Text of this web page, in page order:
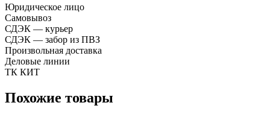
Юридическое лицо
Самовывоз
СДЭК — курьер
СДЭК — забор из ПВЗ
Произвольная доставка
Деловые линии
ТК КИТ
Похожие товары